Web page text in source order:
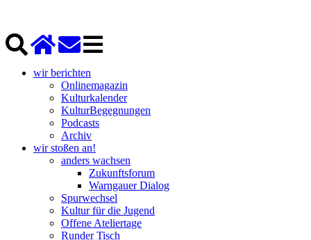
wir berichten
Onlinemagazin
Kulturkalender
KulturBegegnungen
Podcasts
Archiv
wir stoßen an!
anders wachsen
Zukunftsforum
Warngauer Dialog
Spurwechsel
Kultur für die Jugend
Offene Ateliertage
Runder Tisch